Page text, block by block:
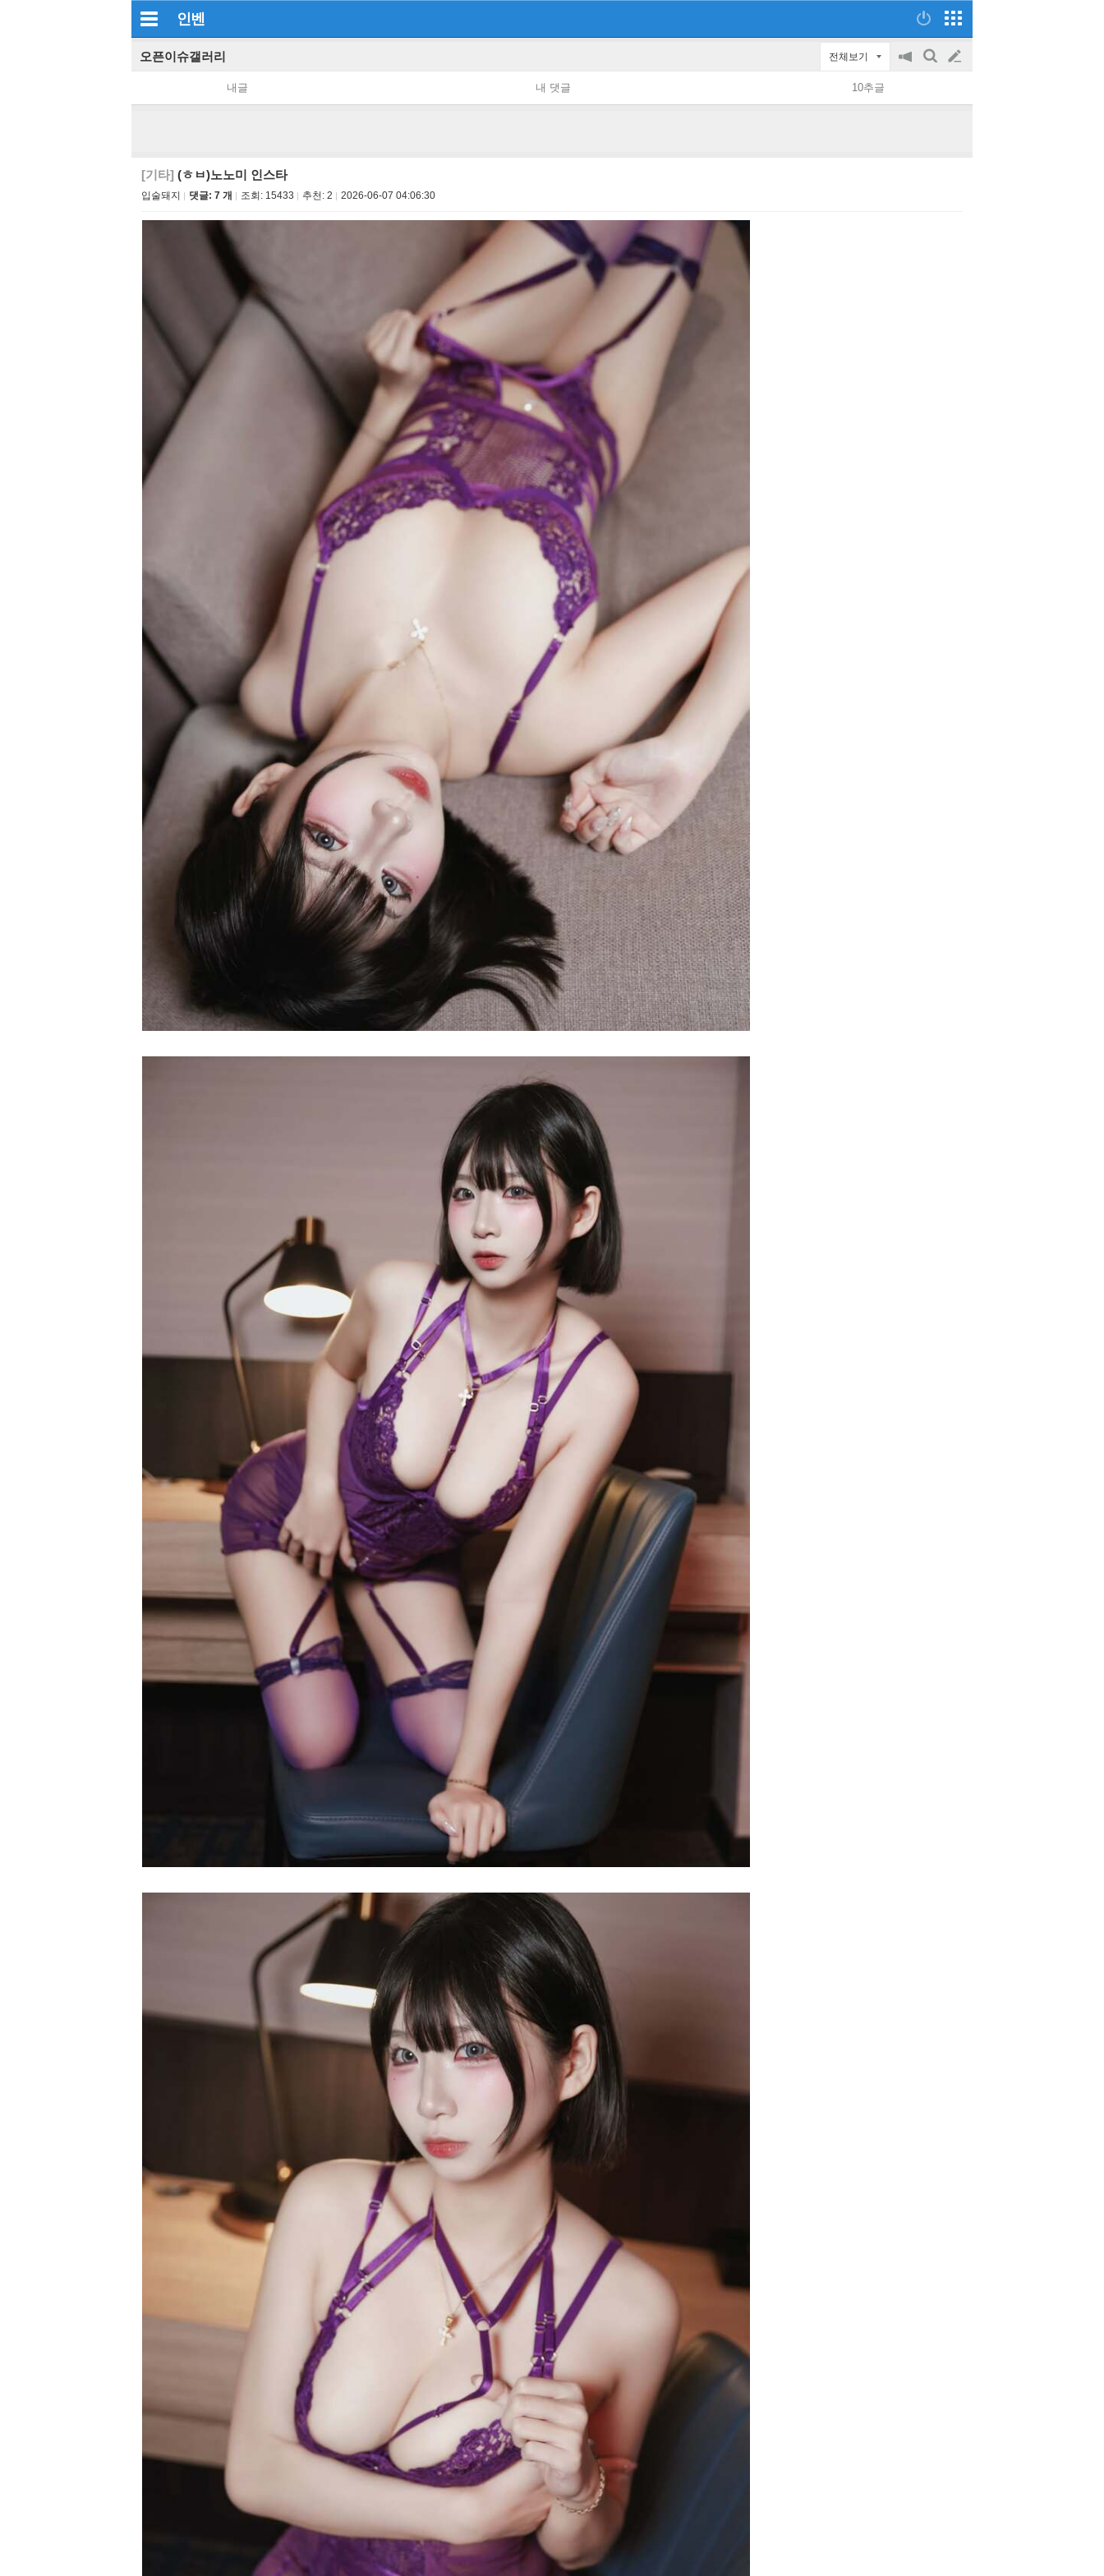
인벤
오픈이슈갤러리 전체보기
공
on/off
검
글
쓰
내글 내 댓글 10추글
[기타] (ㅎㅂ)노노미 인스타
입술돼지 댓글: 7 개 조회: 15433 추천: 2 2026-06-07 04:06:30